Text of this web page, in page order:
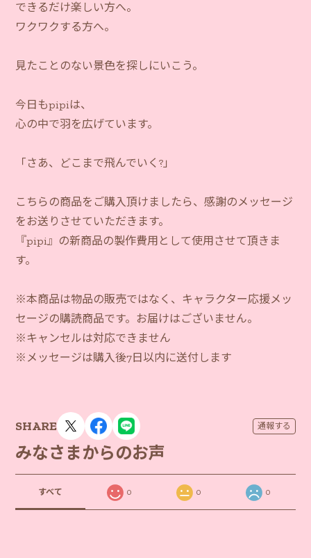
できるだけ楽しい方へ。
ワクワクする方へ。
見たことのない景色を探しにいこう。
今日もpipiは、
心の中で羽を広げています。
「さあ、どこまで飛んでいく?」
こちらの商品をご購入頂けましたら、感謝のメッセージ
をお送りさせていただきます。
『pipi』の新商品の製作費用として使用させて頂きま
す。
※本商品は物品の販売ではなく、キャラクター応援メッ
セージの購読商品です。お届けはございません。
※キャンセルは対応できません
※メッセージは購入後7日以内に送付します
SHARE 通報する
みなさまからのお声
すべて 0 0 0